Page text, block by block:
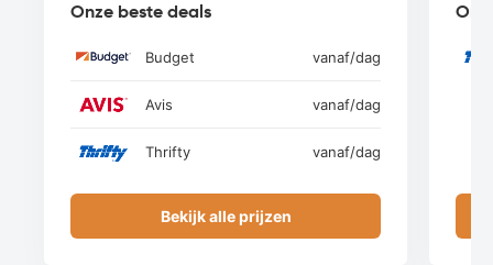
Onze beste deals
Budget vanaf/dag
Avis vanaf/dag
Thrifty vanaf/dag
Bekijk alle prijzen